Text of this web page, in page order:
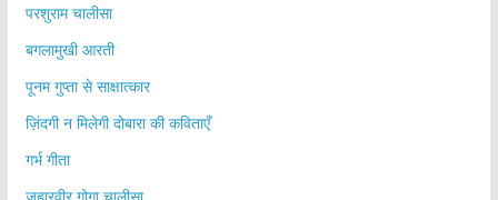
परशुराम चालीसा
बगलामुखी आरती
पूनम गुप्ता से साक्षात्कार
ज़िंदगी न मिलेगी दोबारा की कविताएँ
गर्भ गीता